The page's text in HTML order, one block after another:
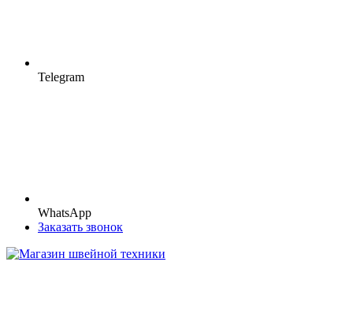
Telegram
WhatsApp
Заказать звонок